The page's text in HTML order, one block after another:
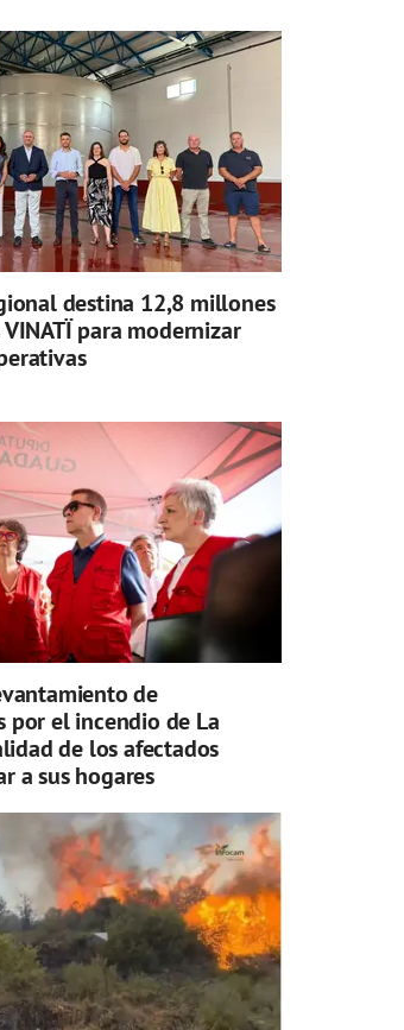
destina 12,8 millones
para modernizar
de
por el incendio de La
de los afectados
a sus hogares